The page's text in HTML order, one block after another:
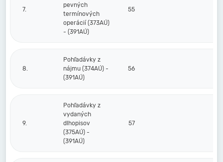
7.
pevných
termínových
operácií (373AÚ)
- (391AÚ)
55
8.
Pohľadávky z
nájmu (374AÚ) -
(391AÚ)
56
9.
Pohľadávky z
vydaných
dlhopisov
(375AÚ) -
(391AÚ)
57